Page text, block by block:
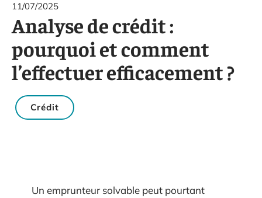
11/07/2025
Analyse de crédit :
pourquoi et comment
l’effectuer efficacement ?
Crédit
Un emprunteur solvable peut pourtant